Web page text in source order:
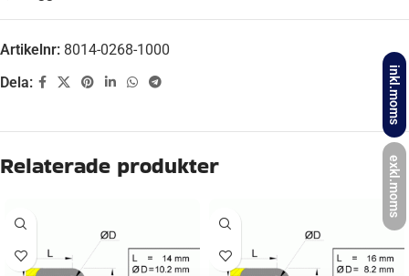
inkl.moms
exkl.moms
Artikelnr: 8014-0268-1000
Dela:
Beskrivning
268 mm
NEWTON 1000 N